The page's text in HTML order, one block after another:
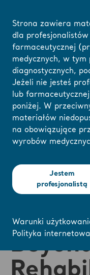
Strona główna / ... /
Strona zawiera
dla
farmaceutycznej
medycznych, w
diagnostycznych,
Jeżeli nie jesteś
lub
poniżej. W
materiałów
na obowiązujące
wyrobów
Jestem
profesjonalistą
Warunki
Polityka internetowa